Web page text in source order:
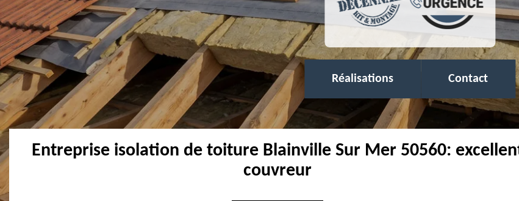
Réalisations Contact
Entreprise isolation de toiture Blainville Sur Mer 50560:
couvreur